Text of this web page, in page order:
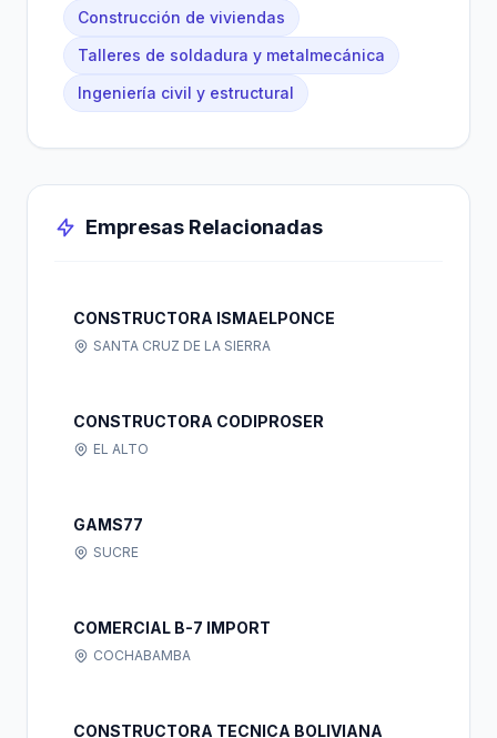
Construcción de viviendas
Talleres de soldadura y metalmecánica
Ingeniería civil y estructural
Empresas Relacionadas
CONSTRUCTORA ISMAELPONCE
SANTA CRUZ DE LA SIERRA
CONSTRUCTORA CODIPROSER
EL ALTO
GAMS77
SUCRE
COMERCIAL B-7 IMPORT
COCHABAMBA
CONSTRUCTORA TECNICA BOLIVIANA